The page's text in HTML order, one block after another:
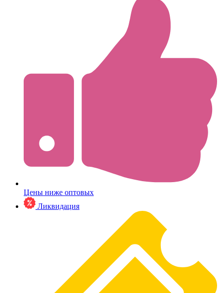
Цены ниже оптовых
Ликвидация